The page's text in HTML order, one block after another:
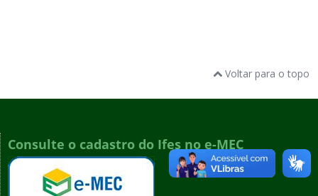
Voltar para o topo
Consulte o cadastro do Ifes no e-MEC